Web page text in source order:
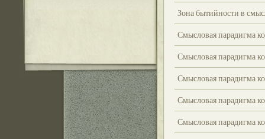
Зона бытийности в
Смысловая парадигма
Смысловая парадигма
Смысловая парадигма
Смысловая парадигма
Смысловая парадигма